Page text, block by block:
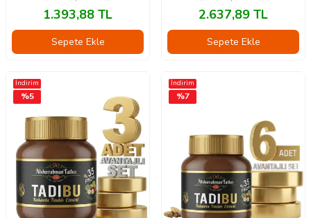
1.393,88 TL
Sepete Ekle
2.637,89 TL
Sepete Ekle
İndirim
%5
İndirim
%7